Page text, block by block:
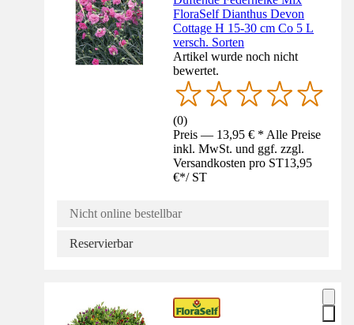
FloraSelf Dianthus Devon
Cottage H 15-30 cm Co 5 L
versch. Sorten
Artikel wurde noch nicht
bewertet.
(0)
Preis — 13,95 € * Alle Preise
inkl. MwSt. und ggf. zzgl.
Versandkosten pro ST13,95
€*/ ST
Nicht online bestellbar
Reservierbar